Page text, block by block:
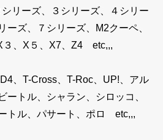
リーズ、３シリーズ、４シリー
ーズ、７シリーズ、M2クーペ、
３、X５、X7、Z4 etc,,,
、T-Cross、T-Roc、UP!、アル
ートル、シャラン、シロッコ、
トル、パサート、ポロ etc,,,